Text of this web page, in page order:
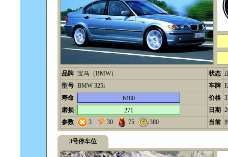
品牌 宝马（BMW） 状态
型号 BMW 325i 车牌
寿命
6480 价格
磨损
271 日期
参数
3 30 75 380 当前
3号停车位